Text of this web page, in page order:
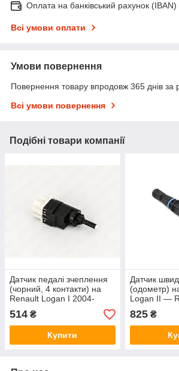
Оплата на банківський рахунок (IBAN)
Всі умови оплати
Умови повернення
Повернення товару впродовж 365 днів за
Всі умови повернення
Подібні товари компанії
Датчик педалі зчеплення
(чорний, 4 контакти) на
Renault Logan I 2004-
(Оригінал) - 25320-00Q0C
514 ₴
Купити
Датчик
(одометр)
Logan II —
(Оригінал)
825₴